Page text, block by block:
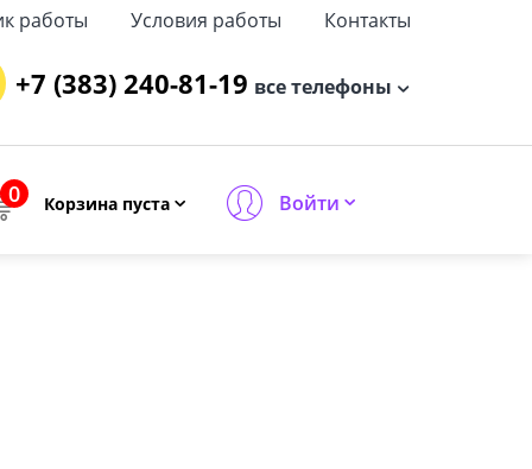
работы Условия работы Контакты
+7 (383) 240-81-19 все телефоны
0 Корзина пуста Войти